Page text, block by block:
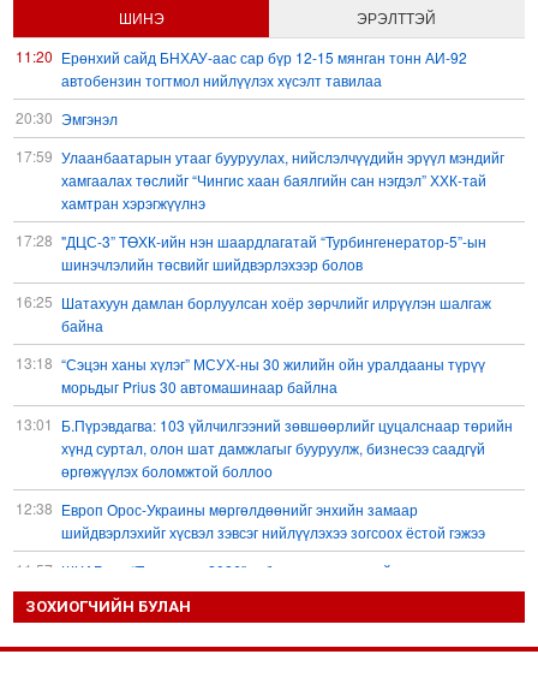
ШИНЭ
ЭРЭЛТТЭЙ
11:20 Ерөнхий сайд БНХАУ-аас сар бүр 12-15 мянган тонн АИ-92
автобензин тогтмол нийлүүлэх хүсэлт тавилаа
20:30 Эмгэнэл
17:59 Улаанбаатарын утааг бууруулах, нийслэлчүүдийн эрүүл мэндийг
хамгаалах төслийг “Чингис хаан баялгийн сан нэгдэл” ХХК-тай
хамтран хэрэгжүүлнэ
17:28 "ДЦС-3” ТӨХК-ийн нэн шаардлагатай “Турбингенератор-5”-ын
шинэчлэлийн төсвийг шийдвэрлэхээр болов
16:25 Шатахуун дамлан борлуулсан хоёр зөрчлийг илрүүлэн шалгаж
байна
13:18 “Сэцэн ханы хүлэг” МСУХ-ны 30 жилийн ойн уралдааны түрүү
морьдыг Prius 30 автомашинаар байлна
13:01
Б.Пүрэвдагва: 103 үйлчилгээний зөвшөөрлийг цуцалснаар төрийн
хүнд суртал, олон шат дамжлагыг бууруулж, бизнесээ саадгүй
өргөжүүлэх боломжтой боллоо
12:38 Европ Орос-Украины мөргөлдөөнийг энхийн замаар
шийдвэрлэхийг хүсвэл зэвсэг нийлүүлэхээ зогсоох ёстой гэжээ
11:57 ШХАБ-ын “Тяньшань-2026” кибер терроризмтой тэмцэх хамтарсан
сургуулилалт боллоо
ЗОХИОГЧИЙН БУЛАН